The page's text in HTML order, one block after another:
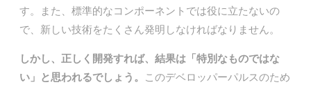
す。また、標準的なコンポーネントでは役に立たないの
で、新しい技術をたくさん発明しなければなりません。
しかし、正しく開発すれば、結果は「特別なものではな
い」と思われるでしょう。 このデベロッパーパルスのため